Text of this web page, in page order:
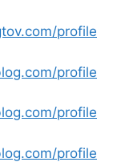
profile
profile
profile
profile